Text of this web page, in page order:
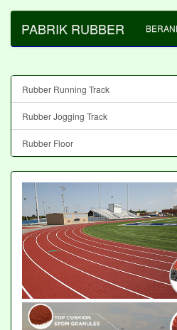
PABRIK RUBBER
Rubber Running Track
Rubber Jogging Track
Rubber Floor